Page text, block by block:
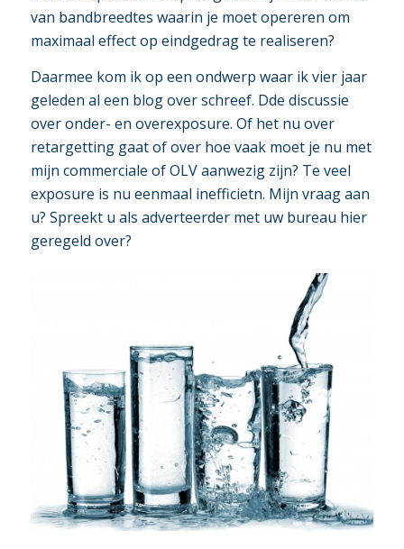
van bandbreedtes waarin je moet opereren om
maximaal effect op eindgedrag te realiseren?
Daarmee kom ik op een ondwerp waar ik vier jaar
geleden al een blog over schreef. Dde discussie
over onder- en overexposure. Of het nu over
retargetting gaat of over hoe vaak moet je nu met
mijn commerciale of OLV aanwezig zijn? Te veel
exposure is nu eenmaal inefficietn. Mijn vraag aan
u? Spreekt u als adverteerder met uw bureau hier
geregeld over?